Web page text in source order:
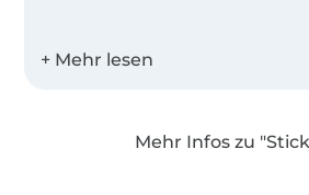
Stickdateien mit viel Liebe
als Set in mehreren Größen.
Mehr Infos zu